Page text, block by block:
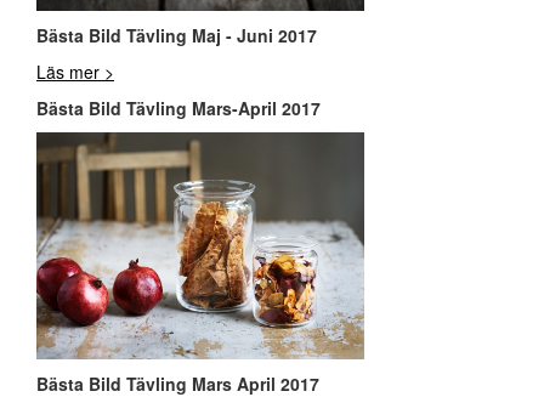
Bästa Bild Tävling Maj - Juni 2017
Läs mer >
Bästa Bild Tävling Mars-April 2017
Bästa Bild Tävling Mars April 2017